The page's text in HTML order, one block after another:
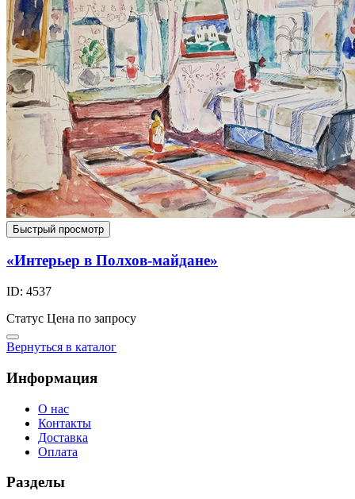
Быстрый просмотр
«Интерьер в Полхов-майдане»
ID: 4537
Статус Цена по запросу
Вернуться в каталог
Информация
О нас
Контакты
Доставка
Оплата
Разделы